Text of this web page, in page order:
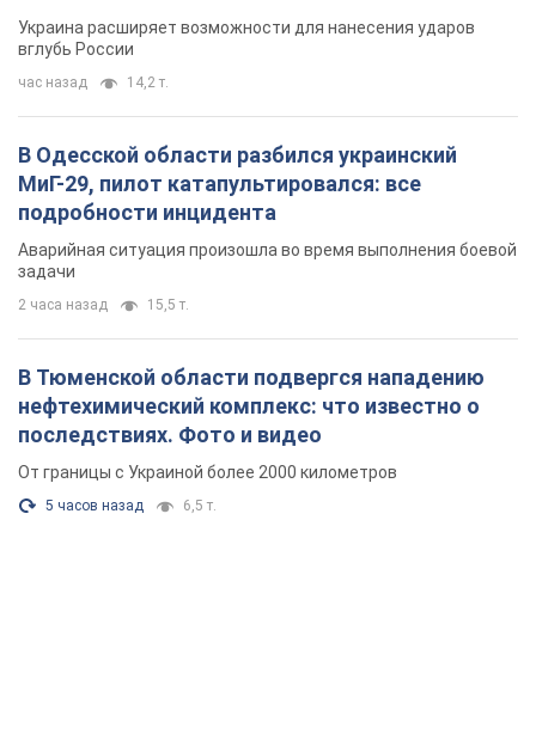
Украина расширяет возможности для нанесения ударов
вглубь России
час назад 14,2 т.
В Одесской области разбился украинский
МиГ-29, пилот катапультировался: все
подробности инцидента
Аварийная ситуация произошла во время выполнения боевой
задачи
2 часа назад 15,5 т.
В Тюменской области подвергся нападению
нефтехимический комплекс: что известно о
последствиях. Фото и видео
От границы с Украиной более 2000 километров
5 часов назад 6,5 т.